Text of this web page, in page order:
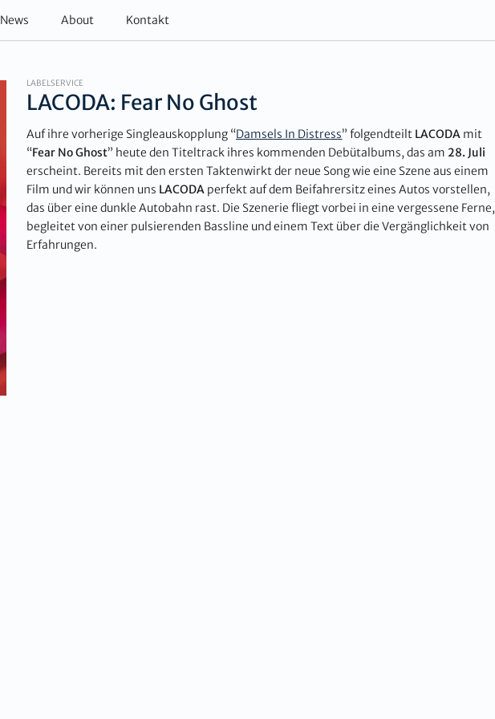
News About Kontakt
LABELSERVICE
LACODA: Fear No Ghost
Auf ihre vorherige Singleauskopplung “Damsels In Distress” folgendteilt LACODA mit
“Fear No Ghost” heute den Titeltrack ihres kommenden Debütalbums, das am 28. Juli
erscheint. Bereits mit den ersten Taktenwirkt der neue Song wie eine Szene aus einem
Film und wir können uns LACODA perfekt auf dem Beifahrersitz eines Autos vorstellen,
das über eine dunkle Autobahn rast. Die Szenerie fliegt vorbei in eine vergessene Ferne,
begleitet von einer pulsierenden Bassline und einem Text über die Vergänglichkeit von
Erfahrungen.